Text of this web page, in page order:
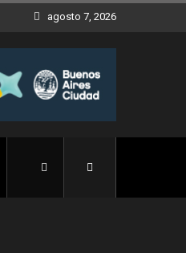
agosto 7, 2026